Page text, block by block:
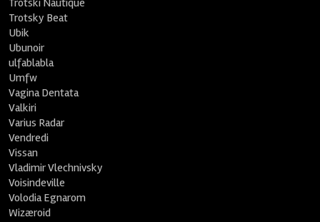
Trotski Nautique
Trotsky Beat
Ubik
Ubunoir
ulfablabla
Umfw
Vagina Dentata
Valkiri
Varius Radar
Vendredi
Vissan
Vladimir Vlechnivsky
Voisindeville
Volodia Egnarom
Wizæroid